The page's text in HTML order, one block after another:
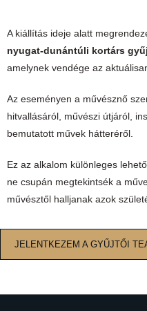
A kiállítás ideje alatt
nyugat-dunántúli kortárs
amelynek vendége az
Az eseményen a művésznő
hitvallásáról, művészi útjáról,
bemutatott művek hátteréről.
Ez az alkalom különleges
ne csupán megtekintsék a
művésztől halljanak azok
JELENTKEZEM A GYŰJTŐI